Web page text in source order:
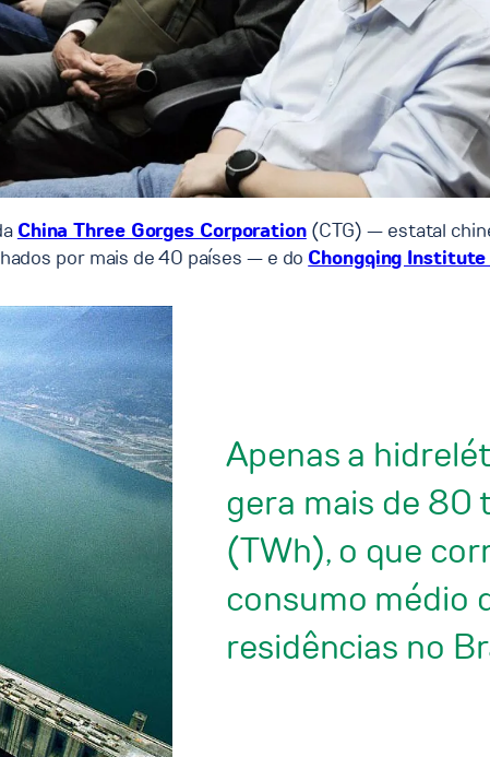
China Three Gorges Corporation(CTG) — estatal
por mais de 40 países — e do Chongqing
Apenas a
gera mais de
(TWh), o que
consumo médio
residências no